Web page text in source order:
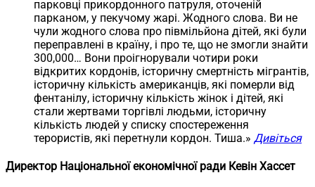
парковці прикордонного патруля, оточеній
парканом, у пекучому жарі. Жодного слова. Ви не
чули жодного слова про півмільйона дітей, які були
переправлені в країну, і про те, що не змогли знайти
300,000… Вони проігнорували чотири роки
відкритих кордонів, історичну смертність мігрантів,
історичну кількість американців, які померли від
фентанілу, історичну кількість жінок і дітей, які
стали жертвами торгівлі людьми, історичну
кількість людей у списку спостереження
терористів, які перетнули кордон. Тиша.» Дивіться
Директор Національної економічної ради Кевін Хассет